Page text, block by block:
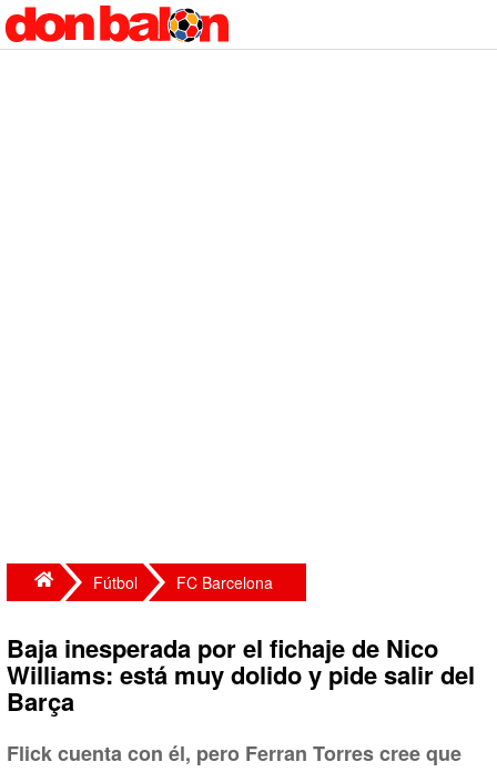
Fútbol FC Barcelona
Baja inesperada por el fichaje de Nico
Williams: está muy dolido y pide salir del
Barça
Flick cuenta con él, pero Ferran Torres cree que